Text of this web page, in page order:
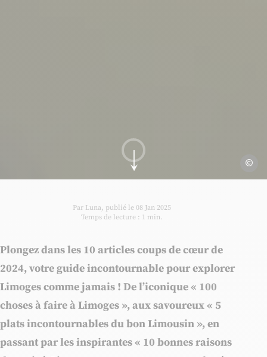
Aller au contenu
Par Luna, publié le 08 Jan 2025
Temps de lecture : 1 min.
Plongez dans les 10 articles coups de cœur de
2024, votre guide incontournable pour explorer
Limoges comme jamais ! De l’iconique « 100
choses à faire à Limoges », aux savoureux « 5
plats incontournables du bon Limousin », en
passant par les inspirantes « 10 bonnes raisons